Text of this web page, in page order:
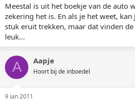
Meestal is uit het boekje van de auto
zekering het is. En als je het weet,
stuk eruit trekken, maar dat vinden
leuk...
A Aapje
Hoort bij de inboedel
9 jan 2011